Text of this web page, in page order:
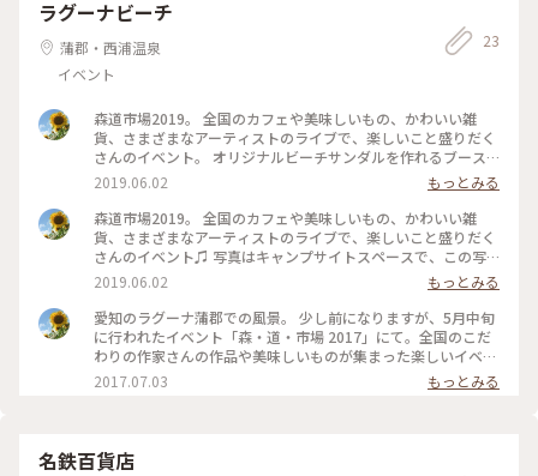
ラグーナビーチ
蒲郡・西浦温泉
イベント
23
森道市場2019。 全国のカフェや美味しいもの、かわいい雑
貨、さまざまなアーティストのライブで、楽しいこと盛りだく
さんのイベント。 オリジナルビーチサンダルを作れるブース
もありました！ #初夏の彩り #ラグーナ蒲郡 #蒲郡 #森道市場
2019.06.02
もっとみる
森道市場2019。 全国のカフェや美味しいもの、かわいい雑
貨、さまざまなアーティストのライブで、楽しいこと盛りだく
さんのイベント♫ 写真はキャンプサイトスペースで、この写
真の向こうにはビーチや沢山のお店、右側にもかわいい雑貨が
並んだテントがずらり。食べたいもの、欲しいものが沢山あり
すぎて絞りきれません笑。左側にはライブステージがあり、音
楽が流れてきます♪ こちら以外にもいくつかのエリアがあり1
日で回りきれないほどの広さです🙂 昨日はお天気も良く、暑
いけど過ごしやすい1日でした。 沢山の人に疲れた時はビーチ
に避難して休憩しました 笑 今日まで開催されてます！ #初夏
2019.06.02
もっとみる
愛知のラグーナ蒲郡での風景。 少し前になりますが、5月中旬
に行われたイベント「森・道・市場 2017」にて。全国のこだ
わりの作家さんの作品や美味しいものが集まった楽しいイベン
トで、ことりっぷで見かけたことのあるお店もいくつか出店さ
れてました^ ^ 音楽ライブも並行して行われていて、音楽好き
2017.07.03 もっとみる
名鉄百貨店